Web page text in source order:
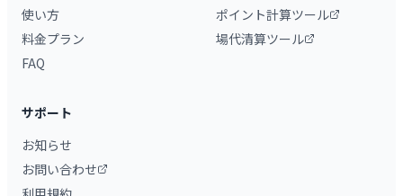
使い方
料金プラン
FAQ
ポイント計算ツール
場代清算ツール
サポート
お知らせ
お問い合わせ